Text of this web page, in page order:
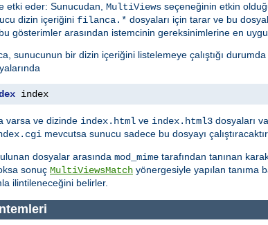
etki eder: Sunucudan, MultiViews seçeneğinin etkin
dizin içeriğini filanca.* dosyaları için tarar ve bu
gösterimler arasından istemcinin gereksinimlerine en
sunucunun bir dizin içeriğini listelemeye çalıştığı durumda
index
varsa ve dizinde index.html ve index.html3 dosyaları
mevcutsa sunucu sadece bu dosyayı
dosyalar arasında mod_mime tarafından tanınan
sonuç MultiViewsMatch yönergesiyle yapılan tanıma
ilintileneceğini belirler.